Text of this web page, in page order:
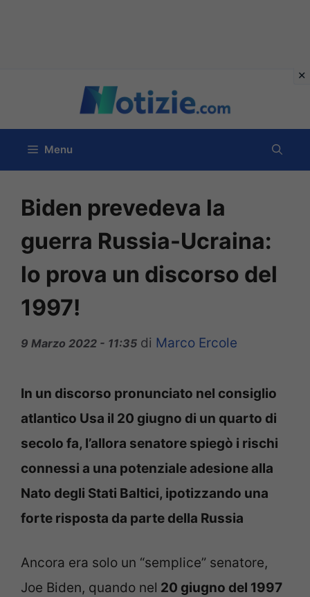
contenuto
Menu
Biden prevedeva la
guerra Russia-Ucraina:
lo prova un discorso del
1997!
9 Marzo 2022 - 11:35 di Marco Ercole
In un discorso pronunciato nel consiglio
atlantico Usa il 20 giugno di un quarto di
secolo fa, l’allora senatore spiegò i rischi
connessi a una potenziale adesione alla
Nato degli Stati Baltici, ipotizzando una
forte risposta da parte della Russia
Ancora era solo un “semplice” senatore,
Joe Biden, quando nel 20 giugno del 1997